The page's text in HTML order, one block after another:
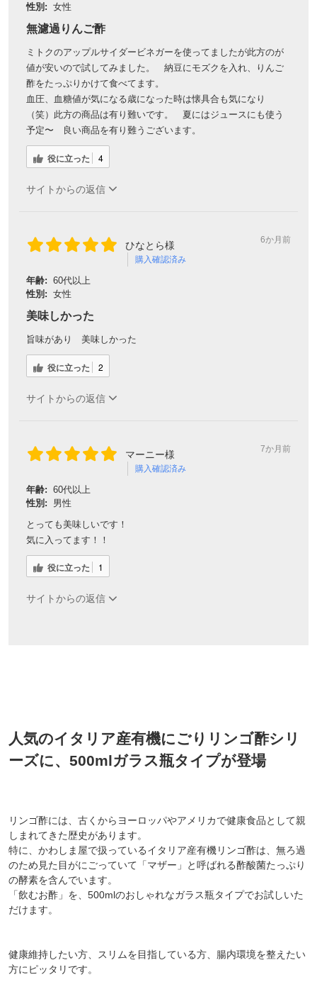
性別: 女性
無濾過りんご酢
ミトクのアップルサイダービネガーを使ってましたが此方のが
値が安いので試してみました。 納豆にモズクを入れ、りんご
酢をたっぷりかけて食べてます。
血圧、血糖値が気になる歳になった時は懐具合も気になり
（笑）此方の商品は有り難いです。 夏にはジュースにも使う
予定〜 良い商品を有り難うございます。
役に立った 4
サイトからの返信
ひなとら様
購入確認済み
6か月前
年齢: 60代以上
性別: 女性
美味しかった
旨味があり 美味しかった
役に立った 2
サイトからの返信
マーニー様
購入確認済み
7か月前
年齢: 60代以上
性別:
男性
とっても美味しいです！
気に入ってます！！
役に立った 1
サイトからの返信
人気のイタリア産有機にごりリンゴ酢シリ
ーズに、500mlガラス瓶タイプが登場
リンゴ酢には、古くからヨーロッパやアメリカで健康食品として親
しまれてきた歴史があります。
特に、かわしま屋で扱っているイタリア産有機リンゴ酢は、無ろ過
のため見た目がにごっていて「マザー」と呼ばれる酢酸菌たっぷり
の酵素を含んでいます。
「飲むお酢」を、500mlのおしゃれなガラス瓶タイプでお試しいた
だけます。
健康維持したい方、スリムを目指している方、腸内環境を整えたい
方にピッタリです。